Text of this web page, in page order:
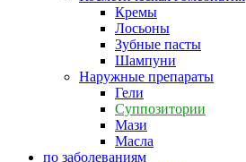
Кремы
Лосьоны
Зубные пасты
Шампуни
Наружные препараты
Гели
Суппозитории
Мази
Масла
по заболеваниям